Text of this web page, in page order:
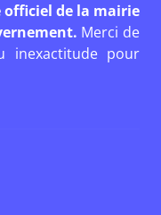
de la mairie
Merci de
inexactitude pour